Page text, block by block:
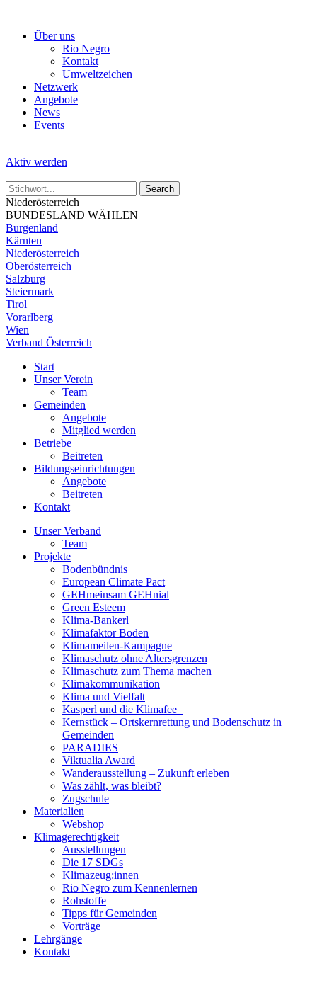
Über uns
Rio Negro
Kontakt
Umweltzeichen
Netzwerk
Angebote
News
Events
Aktiv werden
Niederösterreich
BUNDESLAND WÄHLEN
Burgenland
Kärnten
Niederösterreich
Oberösterreich
Salzburg
Steiermark
Tirol
Vorarlberg
Wien
Verband Österreich
Start
Unser Verein
Team
Gemeinden
Angebote
Mitglied werden
Betriebe
Beitreten
Bildungseinrichtungen
Angebote
Beitreten
Kontakt
Unser Verband
Team
Projekte
Bodenbündnis
European Climate Pact
GEHmeinsam GEHnial
Green Esteem
Klima-Bankerl
Klimafaktor Boden
Klimameilen-Kampagne
Klimaschutz ohne Altersgrenzen
Klimaschutz zum Thema machen
Klimakommunikation
Klima und Vielfalt
Kasperl und die Klimafee
Kernstück – Ortskernrettung und Bodenschutz in
Gemeinden
PARADIES
Viktualia Award
Wanderausstellung – Zukunft erleben
Was zählt, was bleibt?
Zugschule
Materialien
Webshop
Klimagerechtigkeit
Ausstellungen
Die 17 SDGs
Klimazeug:innen
Rio Negro zum Kennenlernen
Rohstoffe
Tipps für Gemeinden
Vorträge
Lehrgänge
Kontakt